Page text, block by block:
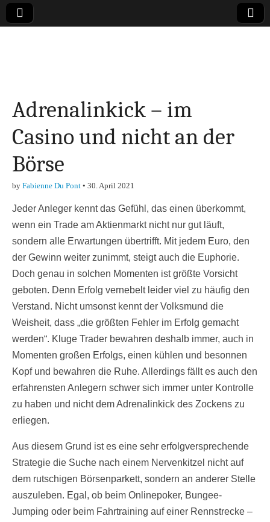
Finanzen,
Marketing-, Vertrieb-
& Investment-Tipps
Adrenalinkick – im
Casino und nicht an der
Börse
by Fabienne Du Pont • 30. April 2021
Jeder Anleger kennt das Gefühl, das einen überkommt,
wenn ein Trade am Aktienmarkt nicht nur gut läuft,
sondern alle Erwartungen übertrifft. Mit jedem Euro, den
der Gewinn weiter zunimmt, steigt auch die Euphorie.
Doch genau in solchen Momenten ist größte Vorsicht
geboten. Denn Erfolg vernebelt leider viel zu häufig den
Verstand. Nicht umsonst kennt der Volksmund die
Weisheit, dass „die größten Fehler im Erfolg gemacht
werden“. Kluge Trader bewahren deshalb immer, auch in
Momenten großen Erfolgs, einen kühlen und besonnen
Kopf und bewahren die Ruhe. Allerdings fällt es auch den
erfahrensten Anlegern schwer sich immer unter Kontrolle
zu haben und nicht dem Adrenalinkick des Zockens zu
erliegen.
Aus diesem Grund ist es eine sehr erfolgversprechende
Strategie die Suche nach einem Nervenkitzel nicht auf
dem rutschigen Börsenparkett, sondern an anderer Stelle
auszuleben. Egal, ob beim Onlinepoker, Bungee-
Jumping oder beim Fahrtraining auf einer Rennstrecke –